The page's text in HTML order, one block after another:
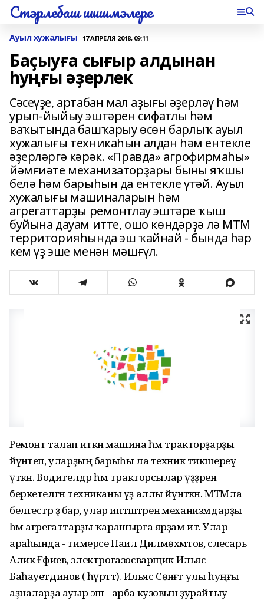
Стэрлебаш шишмэлере
Ауыл хужалығы 17 АПРЕЛЯ 2018, 09:11
Баҫыуға сығыр алдынан
һуңғы әҙерлек
Сәсеүҙе, артабан мал аҙығы әҙерләү һәм
урып-йыйыу эштәрен сифатлы һәм
ваҡытында башҡарыу өсөн барлыҡ ауыл
хужалығы техникаһын алдан һәм ентекле
әҙерләргә кәрәк. «Правда» агрофирмаһы»
йәмғиәте механизаторҙары быны яҡшы
белә һәм барыһын да ентекле үтәй. Ауыл
хужалығы машиналарын һәм
агрегаттарҙы ремонтлау эштәре ҡыш
буйына дауам итте, ошо көндәрҙә лә МТМ
территорияһында эш ҡайнай - бында һәр
кем үҙ эше менән мәшғүл.
Ремонт талап иткән машина һәм тракторҙарҙы
йүнәтеп, уларҙың барыһы ла техник тикшереү
үткән. Водителдәр һәм тракторсылар үҙҙәренә
беркетелгән техниканы үҙ аллы йүнәткән. МТМла
белгестәр ҙә бар, улар иптәштәренә механизмдарҙы
һәм агрегаттарҙы ҡарашырға ярҙам итә. Улар
араһында - тимерсе Наил Дилмөхәмәтов, слесарь
Алик Ғәфиев, электрогазосварщик Ильяс
Баһауетдинов ( һүрәттә). Ильяс Сөнәғәт улы һуңғы
аҙналарҙа ауыр эш - арба кузовын ҙурайтыу